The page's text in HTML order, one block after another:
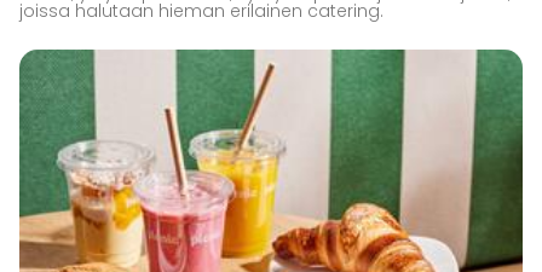
joissa halutaan hieman erilainen catering.